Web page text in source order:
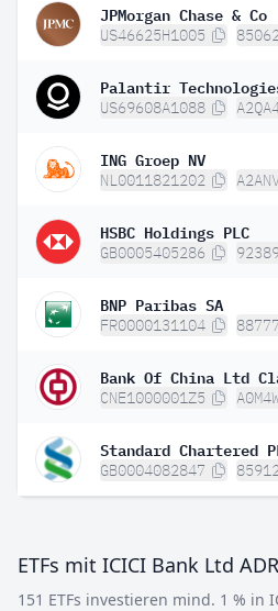
JPMorgan Chase & Co
US46625H1005
Palantir
US69608A1088
ING Groep NV
NL0011821202
HSBC Holdings PLC
GB0005405286
BNP Paribas SA
FR0000131104
Bank Of China Ltd
CNE1000001Z5
Standard Chartered
GB0004082847
ETFs mit ICICI Bank Ltd ADR
151 ETFs investieren mind. 1 % in